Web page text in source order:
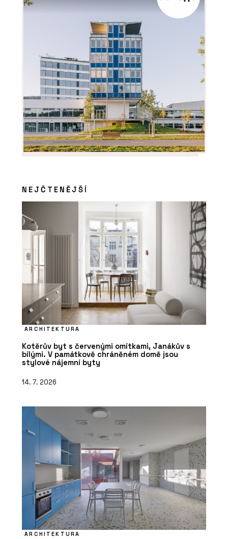
NEJČTENĚJŠÍ
ARCHITEKTURA
Kotěrův byt s červenými omítkami, Janákův s
bílými. V památkově chráněném domě jsou
stylové nájemní byty
14. 7. 2026
ARCHITEKTURA